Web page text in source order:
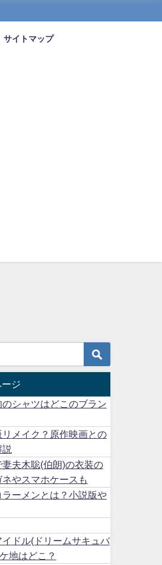
サイトマップ
ージ
シャツはどこのブラン
メイク？原作映画との
夫木聡(伯朗)の衣装の
やスマホケースも
ーメンとは？小説版や
ドル(ドリームサキュバ
地はどこ？